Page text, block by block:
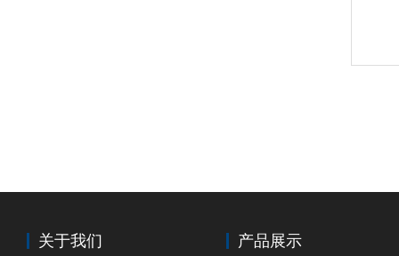
关于我们 产品展示